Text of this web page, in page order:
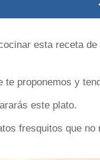
esta receta
te proponemos y
este plato.
fresquitos que